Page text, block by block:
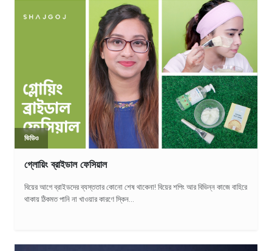
ভিডিও
গ্লোয়িং ব্রাইডাল ফেসিয়াল
বিয়ের আগে ব্রাইডদের ব্যস্ততার কোনো শেষ থাকেনা! বিয়ের শপিং আর বিভিন্ন কাজে বাহিরে
থাকায় ঠিকমত পানি না খাওয়ার কারণে স্কিন...